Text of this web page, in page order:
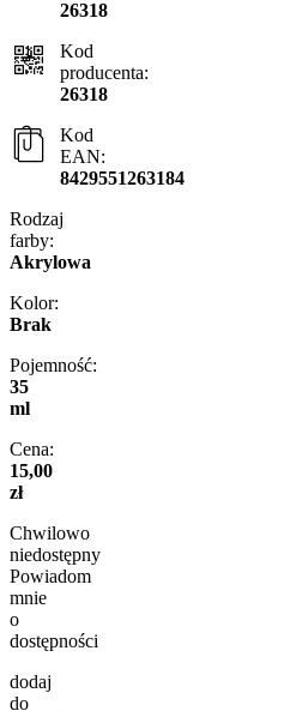
26318
Kod
producenta:
26318
Kod
EAN:
8429551263184
Rodzaj
farby:
Akrylowa
Kolor:
Brak
Pojemność:
35
ml
Cena:
15,00
zł
Chwilowo
niedostępny
Powiadom
mnie
o
dostępności
dodaj
do